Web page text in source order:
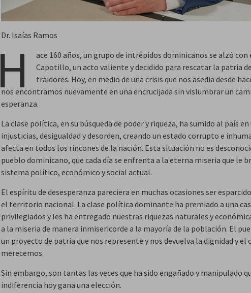
Dr. Isaías Ramos
H
ace 160 años, un grupo de intrépidos dominicanos se alzó con
Capotillo, un acto valiente y decidido para rescatar la patria
traidores. Hoy, en medio de una crisis que nos asedia desde
nos encontramos nuevamente en una encrucijada sin vislumbrar un
esperanza.
La clase política, en su búsqueda de poder y riqueza, ha sumido al país en
injusticias, desigualdad y desorden, creando un estado corrupto e
afecta en todos los rincones de la nación. Esta situación no es
pueblo dominicano, que cada día se enfrenta a la eterna miseria que le
sistema político, económico y social actual.
El espíritu de desesperanza pareciera en muchas ocasiones ser
el territorio nacional. La clase política dominante ha premiado a una
privilegiados y les ha entregado nuestras riquezas naturales y
a la miseria de manera inmisericorde a la mayoría de la población. El
un proyecto de patria que nos represente y nos devuelva la dignidad y el
merecemos.
Sin embargo, son tantas las veces que ha sido engañado y manipulado
indiferencia hoy gana una elección.